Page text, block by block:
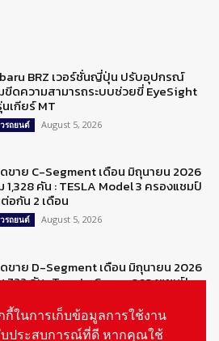
BRZ เวอร์ชั่นญี่ปุ่น ปรับอุปกรณ์
ขีดความสามารถระบบช่วยขี่ EyeSight
นเกียร์ MT
รถยนต์ August 5, 2026
ขาย C-Segment เดือน มิถุนายน 2026
1,328 คัน : TESLA Model 3 ครองแชมป์
อกัน 2 เดือน
รถยนต์ August 5, 2026
ขาย D-Segment เดือน มิถุนายน 2026
722 คัน : Toyota Camry ครองแชมป์
กี้ในการเก็บข้อมูลการใช้งาน
ประสบการณ์ที่ดี หากคุณใช้